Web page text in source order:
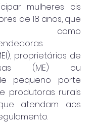
mulheres cis
de 18 anos, que
como
proprietárias de
(ME) ou
pequeno porte
produtoras rurais
atendam aos